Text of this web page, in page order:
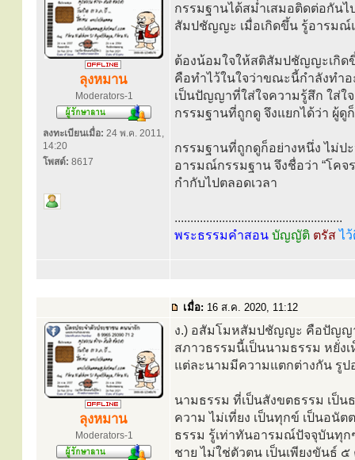
ลุงหมาน
Moderators-1
ลงทะเบียนเมื่อ: 24 พ.ค. 2011,
14:20
โพสต์: 8617
กรรมฐานได้สม่ำเสมอติดต่อกัน
สัมปชัญญะ เมื่อเกิดขึ้น รู้อารมณ์
ต้องน้อมใจให้สติสัมปชัญญะเกิด
คือทำไว้ในใจว่าขณะนี้กำลังทำอ
เป็นปัญญาที่ใส่ใจความรู้สึก ใส่ใ
กรรมฐานที่ถูกดู จึงแยกได้ว่า ผู้ดู
กรรมฐานที่ถูกดูก็อย่างหนึ่ง ไม่
อารมณ์กรรมฐาน จึงชื่อว่า “โค
กำกับไปตลอดเวลา
.....................................................
พระธรรมคำสอน บัญญัติ ตรัสไ
เมื่อ: 16 ส.ค. 2020, 11:12
ลุงหมาน
Moderators-1
ง.) อสัมโมหสัมปชัญญะ คือปัญญา
สภาวธรรมนี้เป็นนามธรรม หยั่ง
แต่ละนามมีความแตกต่างกัน รู
นามธรรม ที่เป็นสังขตธรรม เป็น
ความ ไม่เที่ยง เป็นทุกข์ เป็นอนั
ธรรม รู้เท่าทันอารมณ์ปัจจุบันทุ
ชาย ไม่ใช่ตัวตน เป็นเพียงขันธ์